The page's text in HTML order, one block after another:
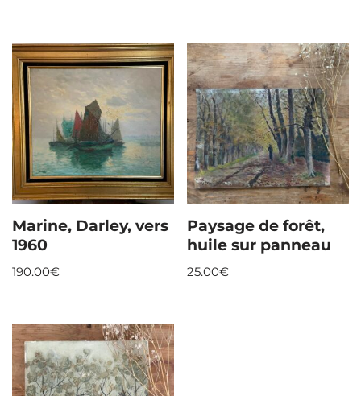
Marine, Darley, vers
1960
190.00€
Paysage de forêt,
huile sur panneau
25.00€